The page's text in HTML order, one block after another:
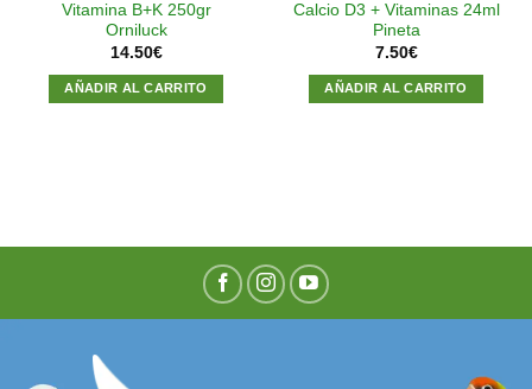
Vitamina B+K 250gr
Orniluck
14.50€
AÑADIR AL CARRITO
Calcio D3 + Vitaminas 24ml
Pineta
7.50€
AÑADIR AL CARRITO